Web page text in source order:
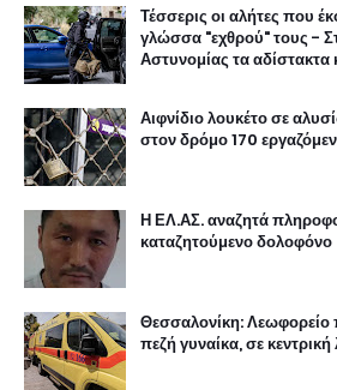
Τέσσερις οι αλήτες που
γλώσσα "εχθρού" τους -
Αστυνομίας τα αδίστακτα
Αιφνίδιο λουκέτο σε
στον δρόμο 170
Η ΕΛ.ΑΣ. αναζητά
καταζητούμενο δολοφόνο
Θεσσαλονίκη:
πεζή γυναίκα, σε